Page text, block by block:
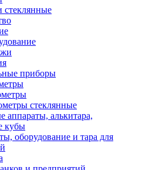
стеклянные
приборы
стеклянные
аппараты, алькитара,
кубы
оборудование и тара для